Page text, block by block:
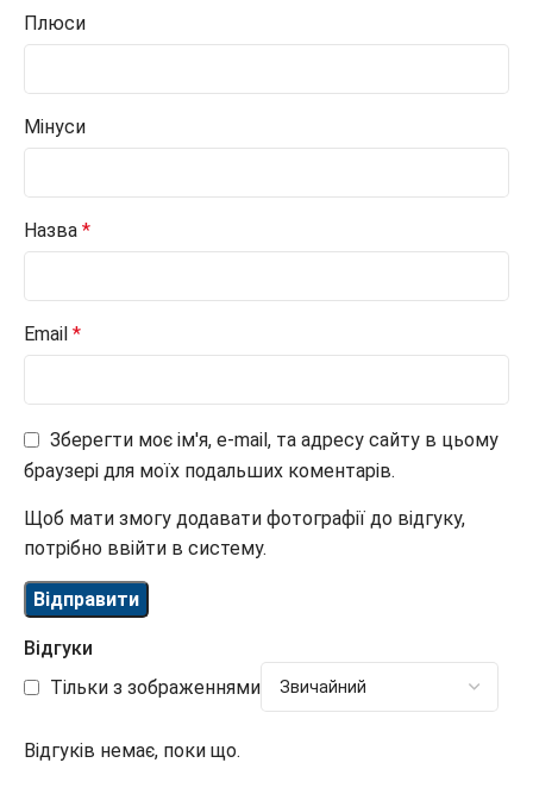
Відгуки
Тільки з зображеннями
Відгуків немає, поки що.
Плюси
Мінуси
Назва *
Email *
Зберегти моє ім'я, e-mail, та адресу сайту в цьому
браузері для моїх подальших коментарів.
Щоб мати змогу додавати фотографії до відгуку,
потрібно ввійти в систему.